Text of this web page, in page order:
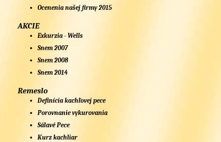
Ocenenia našej firmy 2015
AKCIE
Exkurzia - Wells
Snem 2007
Snem 2008
Snem 2014
Remeslo
Definícia kachľovej pece
Porovnanie vykurovania
Sálavé Pece
Kurz kachliar